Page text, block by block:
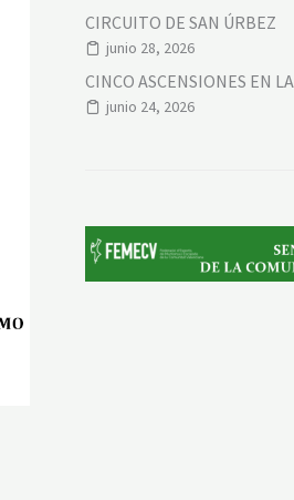
CIRCUITO DE SAN ÚRBEZ
junio 28, 2026
CINCO ASCENSIONES EN
junio 24, 2026